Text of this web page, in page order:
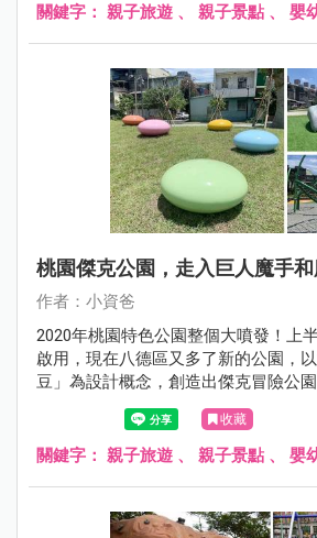
關鍵字： 親子旅遊 、 親子景點 、 嬰
桃園傑克公園，走入巨人魔手
作者：小資爸
2020年桃園特色公園整個大噴發！上
啟用，現在八德區又多了新的公園，
豆」為設計概念，創造出傑克冒險公
包含波浪流滑梯及大葉攀爬網，另一
人的魔手以及魔豆融入於裝置藝術中
之外也設置了彈跳床、鳥巢鞦韆、親
收藏
關鍵字： 親子旅遊 、 親子景點 、 嬰